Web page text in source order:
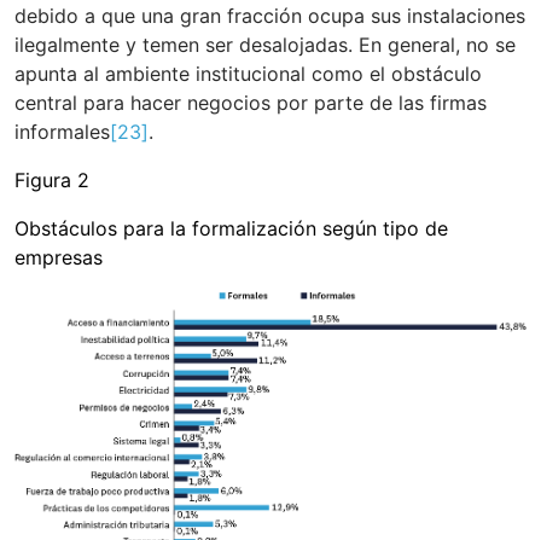
debido a que una gran fracción ocupa sus instalaciones
ilegalmente y temen ser desalojadas. En general, no se
apunta al ambiente institucional como el obstáculo
central para hacer negocios por parte de las firmas
informales[23].
Figura 2
Obstáculos para la formalización según tipo de
empresas